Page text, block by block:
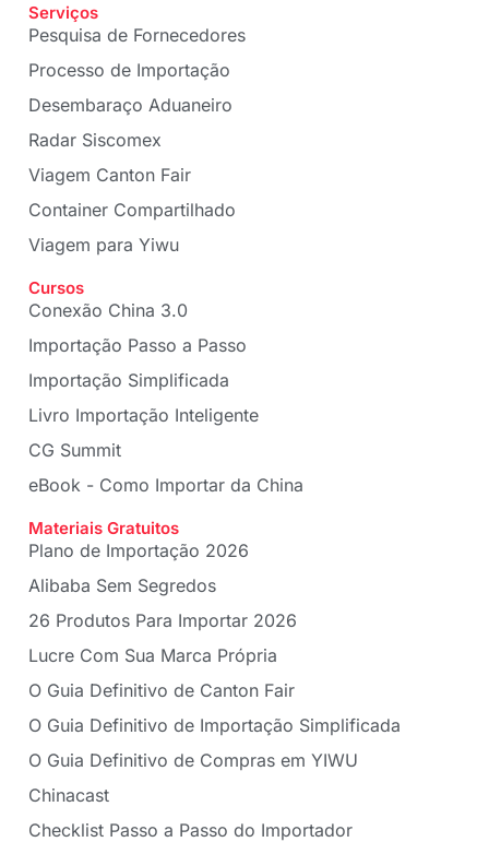
Serviços
Pesquisa de Fornecedores
Processo de Importação
Desembaraço Aduaneiro
Radar Siscomex
Viagem Canton Fair
Container Compartilhado
Viagem para Yiwu
Cursos
Conexão China 3.0
Importação Passo a Passo
Importação Simplificada
Livro Importação Inteligente
CG Summit
eBook - Como Importar da China
Materiais Gratuitos
Plano de Importação 2026
Alibaba Sem Segredos
26 Produtos Para Importar 2026
Lucre Com Sua Marca Própria
O Guia Definitivo de Canton Fair
O Guia Definitivo de Importação Simplificada
O Guia Definitivo de Compras em YIWU
Chinacast
Checklist Passo a Passo do Importador